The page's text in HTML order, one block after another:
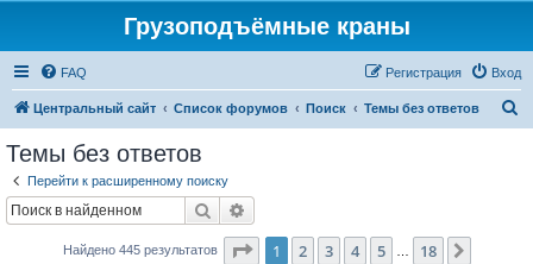
Грузоподъёмные краны
FAQ Вход
Регистрация
Центральный сайт Список форумов Поиск Темы без ответов
Темы без ответов
Перейти к расширенному поиску
Поиск
Найдено 445 результатов Страница из 18
1 2 3 4 5 18